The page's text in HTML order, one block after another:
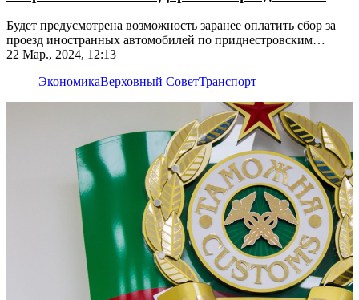
Будет предусмотрена возможность заранее оплатить сбор за
проезд иностранных автомобилей по приднестровским
дорогам
22 Мар., 2024, 12:13
ЭкономикаВерховный СоветТранспорт